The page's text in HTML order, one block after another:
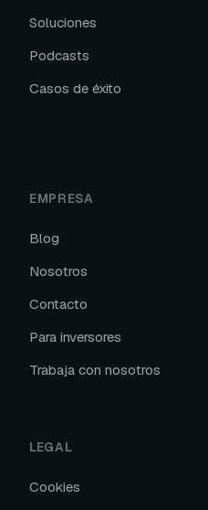
Soluciones
Podcasts
Casos de éxito
EMPRESA
Blog
Nosotros
Contacto
Para inversores
Trabaja con nosotros
LEGAL
Cookies